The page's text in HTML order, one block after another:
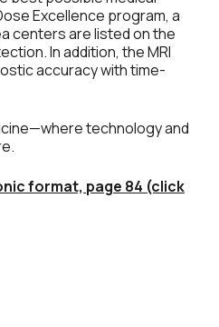
Excellence program, a
centers are listed on the
In addition, the MRI
accuracy with time-
technology and
format, page 84 (click